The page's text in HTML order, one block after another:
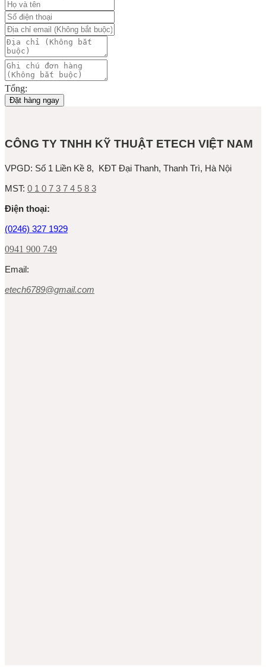
Tổng:
Đặt hàng ngay
CÔNG TY TNHH KỸ THUẬT ETECH VIỆT NAM
VPGD: Số 1 Liền Kề 8, KĐT Đại Thanh, Thanh Trì, Hà Nội
MST: 0 1 0 7 3 7 4 5 8 3
Ðiện thoại:
(0246) 327 1929
0941 900 749
Email:
etech6789@gmail.com